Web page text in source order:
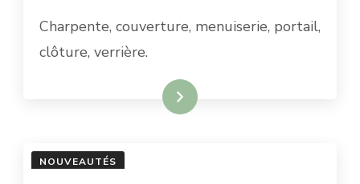
Charpente, couverture, menuiserie, portail,
clôture, verrière.
READ MORE
NOUVEAUTÉS